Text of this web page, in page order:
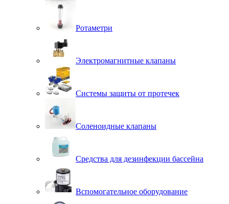
Ротаметри
Электромагнитные клапаны
Системы защиты от протечек
Соленоидные клапаны
Средства для дезинфекции бассейна
Вспомогательное оборудование